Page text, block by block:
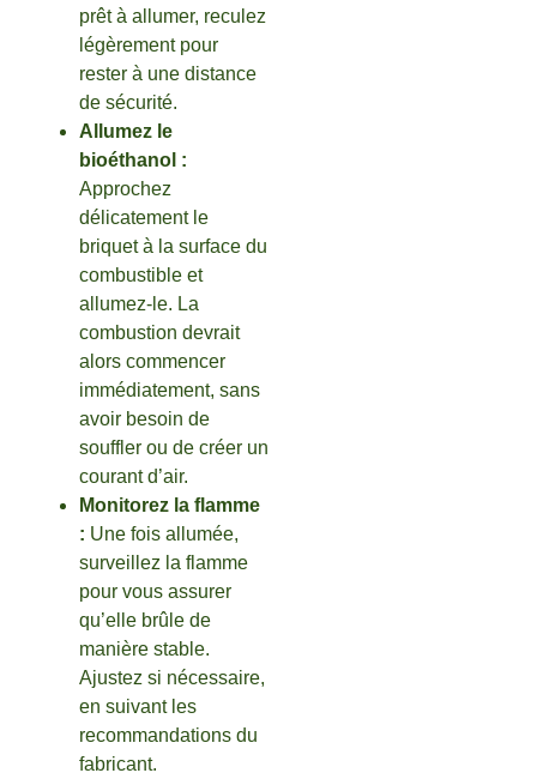
prêt à allumer, reculez
légèrement pour
rester à une distance
de sécurité.
Allumez le
bioéthanol :
Approchez
délicatement le
briquet à la surface du
combustible et
allumez-le. La
combustion devrait
alors commencer
immédiatement, sans
avoir besoin de
souffler ou de créer un
courant d’air.
Monitorez la flamme
: Une fois allumée,
surveillez la flamme
pour vous assurer
qu’elle brûle de
manière stable.
Ajustez si nécessaire,
en suivant les
recommandations du
fabricant.